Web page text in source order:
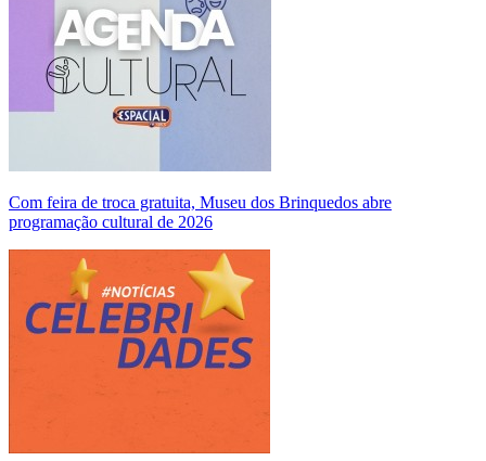
Com feira de troca gratuita, Museu dos Brinquedos abre
programação cultural de 2026